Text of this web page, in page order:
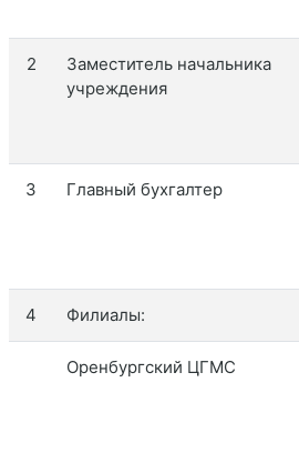
2
Заместитель начальника
учреждения
3 Главный бухгалтер
4 Филиалы:
Оренбургский ЦГМС